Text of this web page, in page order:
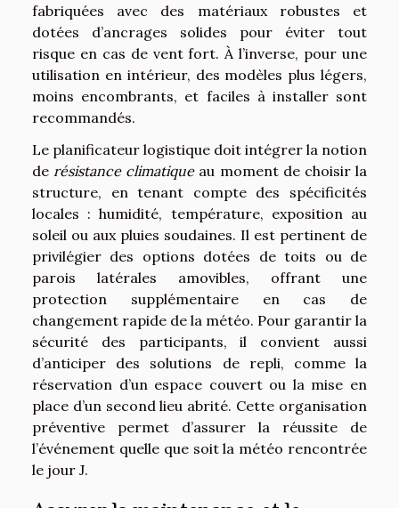
fabriquées avec des matériaux robustes et
dotées d’ancrages solides pour éviter tout
risque en cas de vent fort. À l’inverse, pour une
utilisation en intérieur, des modèles plus légers,
moins encombrants, et faciles à installer sont
recommandés.
Le planificateur logistique doit intégrer la notion
de résistance climatiqueau moment de choisir la
structure, en tenant compte des spécificités
locales : humidité, température, exposition au
soleil ou aux pluies soudaines. Il est pertinent de
privilégier des options dotées de toits ou de
parois latérales amovibles, offrant une
protection supplémentaire en cas de
changement rapide de la météo. Pour garantir la
sécurité des participants, il convient aussi
d’anticiper des solutions de repli, comme la
réservation d’un espace couvert ou la mise en
place d’un second lieu abrité. Cette organisation
préventive permet d’assurer la réussite de
l’événement quelle que soit la météo rencontrée
le jour J.